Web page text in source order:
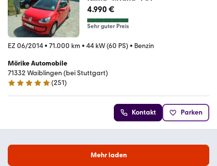
4.990 €
Sehr guter Preis
EZ 06/2014• 71.000 km • 44 kW (60 PS) • Benzin
Mörike Automobile
71332 Waiblingen (bei Stuttgart)
4.8 Sterne
(251)
Kontakt Parken
Mehr laden